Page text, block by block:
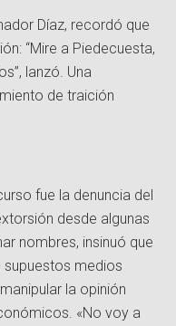
Díaz, recordó que
“Mire a Piedecuesta,
lanzó. Una
de traición
fue la denuncia del
desde algunas
nombres, insinuó que
medios
la opinión
«No voy a